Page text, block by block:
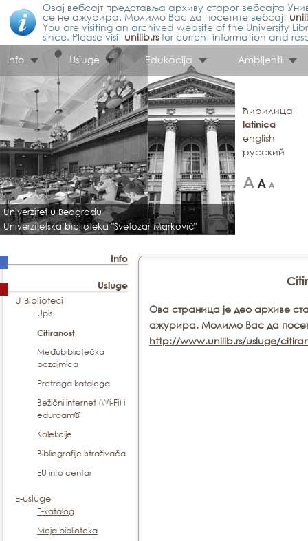
Овај вебсајт представља архиву старог вебсајта
се не ажурира. Молимо Вас да посетите вебсајт
You are visiting an archived website of the University
since. Please visit unilib.rsfor current information and
Info
Usluge Edukacija Ambijenti
Univerzitet u Beogradu
Univerzitetska biblioteka "Svetozar Marković"
ћирилица
latinica
english
русский
Info
Usluge
U Biblioteci
Upis
Citiranost
Međubibliotečka
pozajmica
Pretraga kataloga
Bežični internet (Wi-Fi) i
eduroam®
Kolekcije
Bibliografije istraživača
EU info centar
E-usluge
E-katalog
Moja biblioteka
Ова страница је део архиве
ажурира. Молимо Вас да
http://www.unilib.rs/usluge/